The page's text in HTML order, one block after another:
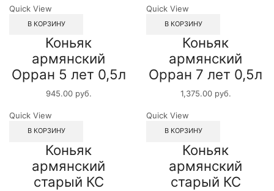
Quick View
В КОРЗИНУ
Коньяк
армянский
Орран 5 лет 0,5л
945.00 руб.
Quick View
В КОРЗИНУ
Коньяк
армянский
Орран 7 лет 0,5л
1,375.00 руб.
Quick View
В КОРЗИНУ
Коньяк
армянский
старый КС
Quick View
В КОРЗИНУ
Коньяк
армянский
старый КС